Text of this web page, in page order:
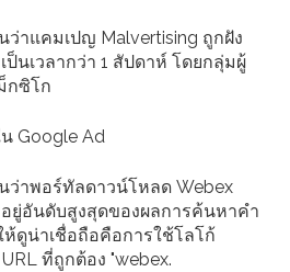
ว่าแคมเปญ Malvertising ถูกฝัง
ป็นเวลากว่า 1 สัปดาห์ โดยกลุ่มผู้
กซิโก
Google Ad
ว่าพอร์ทัลดาวน์โหลด Webex
ยู่อันดับสูงสุดของผลการค้นหาคำ
ห้ดูน่าเชื่อถือคือการใช้โลโก้
ที่ถูกต้อง "webex.